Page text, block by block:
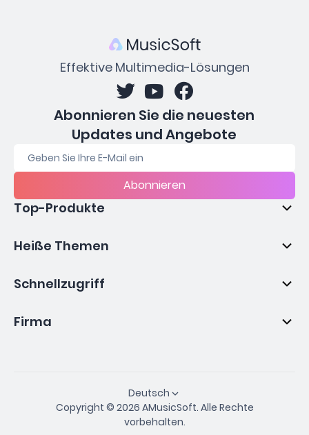
Effektive Multimedia-Lösungen
Abonnieren Sie die neuesten
Updates und Angebote
Abonnieren
Top-Produkte
Heiße Themen
Schnellzugriff
Firma
Deutsch
Copyright © 2026 AMusicSoft. Alle Rechte
vorbehalten.